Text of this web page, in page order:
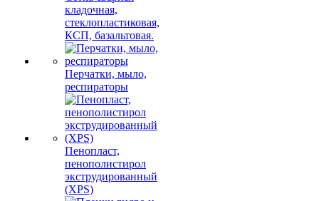
кладочная,
стеклопластиковая,
КСП, базальтовая.
Перчатки, мыло,
респираторы
Пенопласт,
пенополистирол
экструдированный
(XPS)